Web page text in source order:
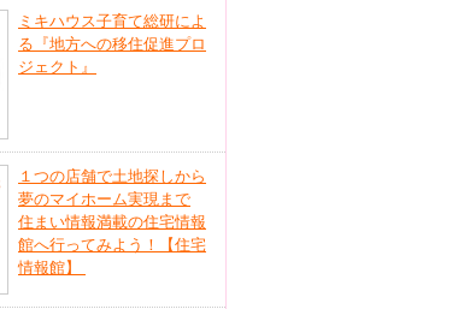
ミキハウス子育て総研によ
る『地方への移住促進プロ
ジェクト』
１つの店舗で土地探しから
夢のマイホーム実現まで
住まい情報満載の住宅情報
館へ行ってみよう！【住宅
情報館】